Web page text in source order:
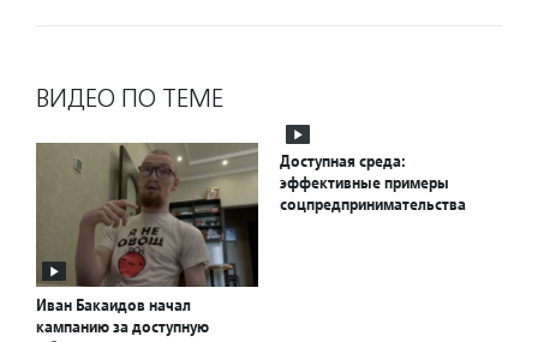
ВИДЕО ПО ТЕМЕ
Иван Бакаидов начал
кампанию за доступную
Доступная среда:
эффективные примеры
соцпредпринимательства